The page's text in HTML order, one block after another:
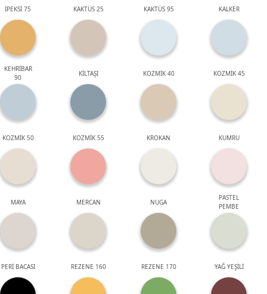
İPEKSİ 75 KAKTÜS 25 KAKTÜS 95 KALKER
KEHRİBAR
90
KİLTAŞI KOZMİK 40 KOZMİK 45
KOZMİK 50 KOZMİK 55 KROKAN KUMRU
MAYA MERCAN NUGA
PASTEL
PEMBE
PERİ BACASI REZENE 160 REZENE 170 YAĞ YEŞİLİ